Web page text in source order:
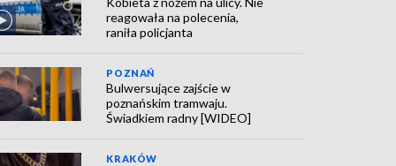
reagowała na polecenia,
raniła policjanta
POZNAŃ
Bulwersujące zajście w
poznańskim tramwaju.
Świadkiem radny [WIDEO]
KRAKÓW